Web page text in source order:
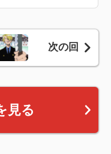
次の回
見る